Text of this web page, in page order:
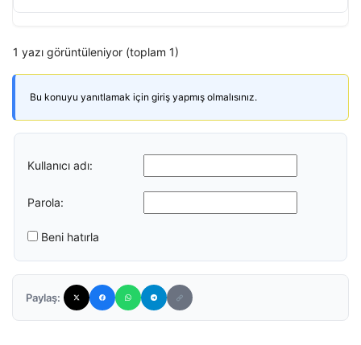
1 yazı görüntüleniyor (toplam 1)
Bu konuyu yanıtlamak için giriş yapmış olmalısınız.
Kullanıcı adı:
Parola:
Beni hatırla
Paylaş: